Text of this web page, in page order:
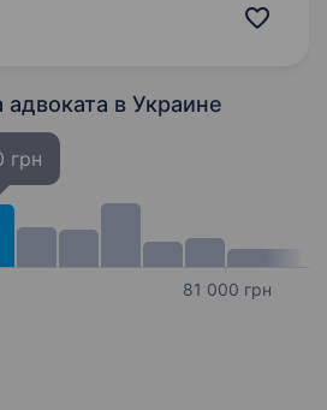
Підготовка
адвоката в Украине
грн
81 000 грн